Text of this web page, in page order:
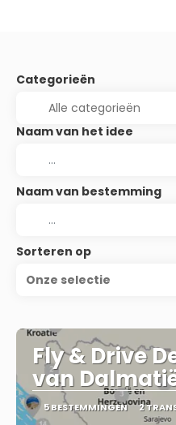
Categorieën
Naam van het idee
Naam van bestemming
Sorteren op
Onze selectie
Fly & Drive
van
5 BESTEMMINGEN 2